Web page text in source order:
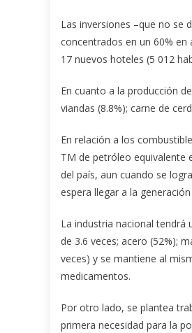
Las inversiones –que no se
concentrados en un 60%
17 nuevos hoteles (5 012
En cuanto a la producción
viandas (8.8%); carne de
En relación a los
TM de petróleo equivalente
del país, aun cuando se
espera llegar a la
La industria nacional tendrá
de 3.6 veces; acero (52%);
veces) y se mantiene al
medicamentos.
Por otro lado, se plantea
primera necesidad para la